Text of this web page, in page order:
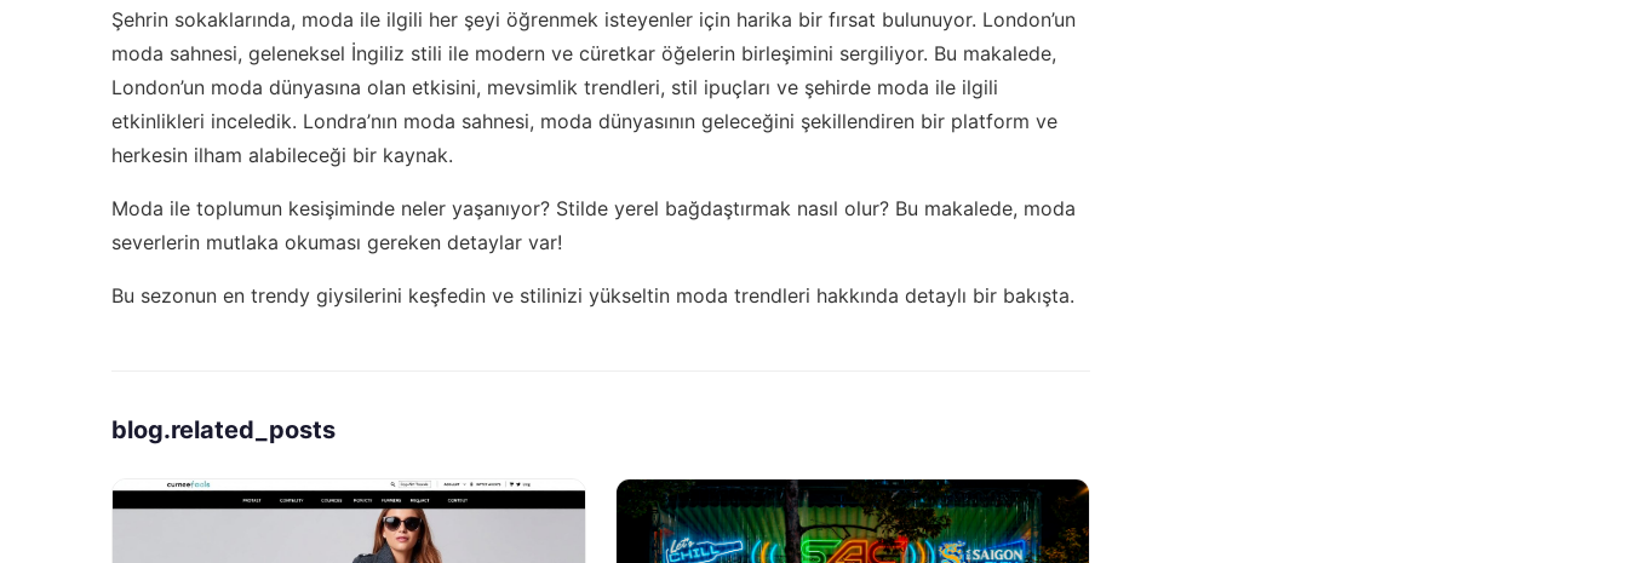
Şehrin sokaklarında, moda ile ilgili her şeyi öğrenmek isteyenler için harika bir fırsat bulunuyor. London’un
moda sahnesi, geleneksel İngiliz stili ile modern ve cüretkar öğelerin birleşimini sergiliyor. Bu makalede,
London’un moda dünyasına olan etkisini, mevsimlik trendleri, stil ipuçları ve şehirde moda ile ilgili
etkinlikleri inceledik. Londra’nın moda sahnesi, moda dünyasının geleceğini şekillendiren bir platform ve
herkesin ilham alabileceği bir kaynak.
Moda ile toplumun kesişiminde neler yaşanıyor? Stilde yerel bağdaştırmak nasıl olur? Bu makalede, moda
severlerin mutlaka okuması gereken detaylar var!
Bu sezonun en trendy giysilerini keşfedin ve stilinizi yükseltin moda trendleri hakkında detaylı bir bakışta.
blog.related_posts